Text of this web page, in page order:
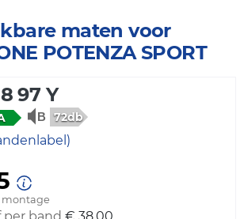
maten voor
POTENZA SPORT
97 Y
72db
montage